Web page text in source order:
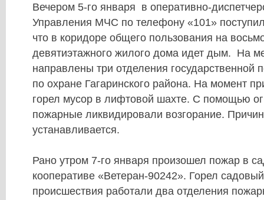
Вечером 5-го января в оперативно-
Управления МЧС по телефону «101»
что в коридоре общего пользования на
девятиэтажного жилого дома идет дым. На
направлены три отделения государственной
по охране Гагаринского района. На момент
горел мусор в лифтовой шахте. С помощью
пожарные ликвидировали возгорание.
устанавливается.
Рано утром 7-го января произошел пожар в
кооперативе «Ветеран-90242». Горел
происшествия работали два отделения